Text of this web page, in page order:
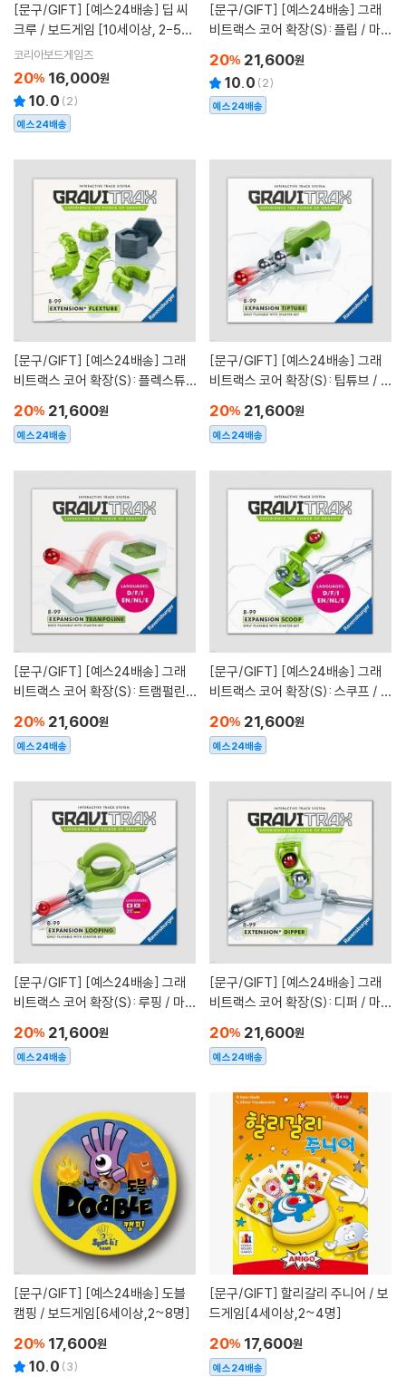
[문구/GIFT]
크루 / 보드게임 [10세이상, 2-5
명]
코리아보드게임즈
20% 16,000원
10.0 (2)
예스24배송
[문구/GIFT]
비트랙스 코어 확장(S): 플립 / 마블
20% 21,600원
10.0 (2)
예스24배송
[문구/GIFT]
비트랙스 코어 확장(S): 플렉스튜
20% 21,600원
예스24배송
[문구/GIFT]
비트랙스 코어 확장(S): 팁튜브 / 마
20% 21,600원
예스24배송
[문구/GIFT]
비트랙스 코어 확장(S): 트램펄린 /
20% 21,600원
예스24배송
[문구/GIFT]
비트랙스 코어 확장(S): 스쿠프 / 마
20% 21,600원
예스24배송
[문구/GIFT]
비트랙스 코어 확장(S): 루핑 / 마블
20% 21,600원
예스24배송
[문구/GIFT]
비트랙스 코어 확장(S): 디퍼 / 마블
20% 21,600원
예스24배송
[문구/GIFT]
캠핑 / 보드게임[6세이상,2~8명]
20% 17,600원
10.0 (3)
[문구/GIFT]
드게임[4세이상,2~4명]
20% 17,600원
예스24배송